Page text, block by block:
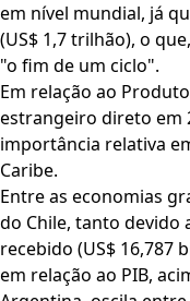
em nível mundial, já
(US$ 1,7 trilhão), o
"o fim de um ciclo".
Em relação ao
estrangeiro direto em
importância relativa
Caribe.
Entre as economias
do Chile, tanto devido
recebido (US$ 16,787
em relação ao PIB,